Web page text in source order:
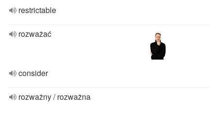
restrictable
rozważać
consider
rozważny / rozważna